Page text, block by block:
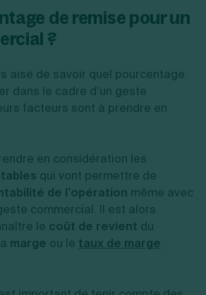
de remise pour un
?
aisé de savoir quel pourcentage
dans le cadre d’un geste
facteurs sont à prendre en
en considération les
qui vont permettre de
de l’opération même avec
commercial. Il est alors
le coût de revient du
marge ou le taux de marge